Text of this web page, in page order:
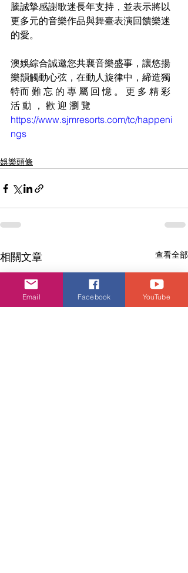
騰誠摯感謝歌迷長年支持，並表示將以
更多元的音樂作品與舞臺表演回饋樂迷
的愛。
澳娛綜合誠邀您共襄音樂盛事，讓悠揚
樂韻觸動心弦，在動人旋律中，締造獨
特而 難 忘 的 專 屬 回 憶 。 更 多 精 彩
活 動 ， 歡 迎 瀏 覽
https://www.sjmresorts.com/tc/happeni
ngs
娛樂頭條
相關文章 查看全部
Email Facebook YouTube